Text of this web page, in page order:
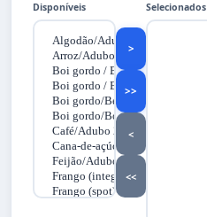
Disponíveis Selecionados